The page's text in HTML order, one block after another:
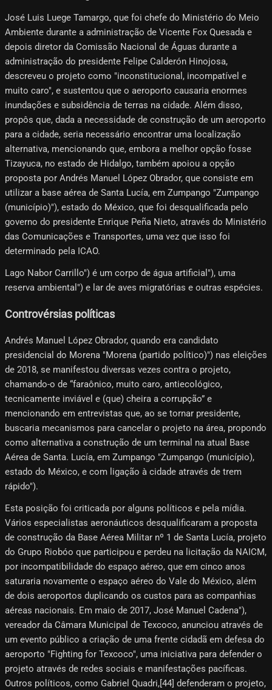
José Luis Luege Tamargo, que foi chefe do Ministério do Meio
Ambiente durante a administração de Vicente Fox Quesada e
depois diretor da Comissão Nacional de Águas durante a
administração do presidente Felipe Calderón Hinojosa,
descreveu o projeto como "inconstitucional, incompatível e
muito caro", e sustentou que o aeroporto causaria enormes
inundações e subsidência de terras na cidade. Além disso,
propôs que, dada a necessidade de construção de um aeroporto
para a cidade, seria necessário encontrar uma localização
alternativa, mencionando que, embora a melhor opção fosse
Tizayuca, no estado de Hidalgo, também apoiou a opção
proposta por Andrés Manuel López Obrador, que consiste em
utilizar a base aérea de Santa Lucía, em Zumpango "Zumpango
(município)"), estado do México, que foi desqualificada pelo
governo do presidente Enrique Peña Nieto, através do Ministério
das Comunicações e Transportes, uma vez que isso foi
determinado pela ICAO.
Lago Nabor Carrillo") é um corpo de água artificial"), uma
reserva ambiental") e lar de aves migratórias e outras espécies.
Controvérsias políticas
Andrés Manuel López Obrador, quando era candidato
presidencial do Morena "Morena (partido político)") nas eleições
de 2018, se manifestou diversas vezes contra o projeto,
chamando-o de “faraônico, muito caro, antiecológico,
tecnicamente inviável e (que) cheira a corrupção” e
mencionando em entrevistas que, ao se tornar presidente,
buscaria mecanismos para cancelar o projeto na área, propondo
como alternativa a construção de um terminal na atual Base
Aérea de Santa. Lucía, em Zumpango "Zumpango (município),
estado do México, e com ligação à cidade através de trem
rápido").
Esta posição foi criticada por alguns políticos e pela mídia.
Vários especialistas aeronáuticos desqualificaram a proposta
de construção da Base Aérea Militar nº 1 de Santa Lucía, projeto
do Grupo Riobóo que participou e perdeu na licitação da NAICM,
por incompatibilidade do espaço aéreo, que em cinco anos
saturaria novamente o espaço aéreo do Vale do México, além
de dois aeroportos duplicando os custos para as companhias
aéreas nacionais. Em maio de 2017, José Manuel Cadena"),
vereador da Câmara Municipal de Texcoco, anunciou através de
um evento público a criação de uma frente cidadã em defesa do
aeroporto "Fighting for Texcoco", uma iniciativa para defender o
projeto através de redes sociais e manifestações pacíficas.
Outros políticos, como Gabriel Quadri,[44]​ defenderam o projeto,